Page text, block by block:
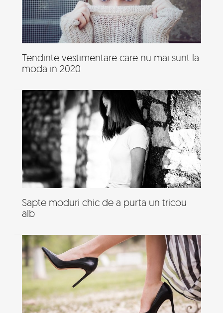
Tendinte vestimentare care nu mai sunt la
moda in 2020
Sapte moduri chic de a purta un tricou
alb